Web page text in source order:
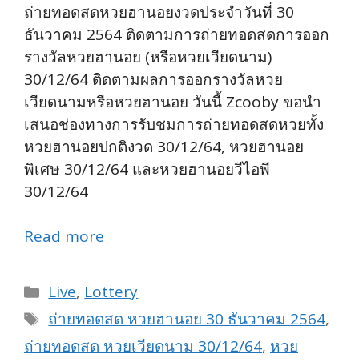
ถ่ายทอดสดหวยฮานอยงวดประจำวันที่ 30
ธันวาคม 2564 ติดตามการถ่ายทอดสดการออก
รางวัลหวยฮานอย (หรือหวยเวียดนาม)
30/12/64 ติดตามผลการออกรางวัลหวย
เวียดนามหรือหวยฮานอย วันนี้ Zcooby ขอนำ
เสนอช่องทางการรับชมการถ่ายทอดสดหวยทั้ง
หวยฮานอยปกติงวด 30/12/64, หวยฮานอย
พิเศษ 30/12/64 และหวยฮานอยวีไอพี
30/12/64
Read more
Categories
Live, Lottery
Tags
ถ่ายทอดสด หวยฮานอย 30 ธันวาคม 2564,
ถ่ายทอดสด หวยเวียดนาม 30/12/64, หวย